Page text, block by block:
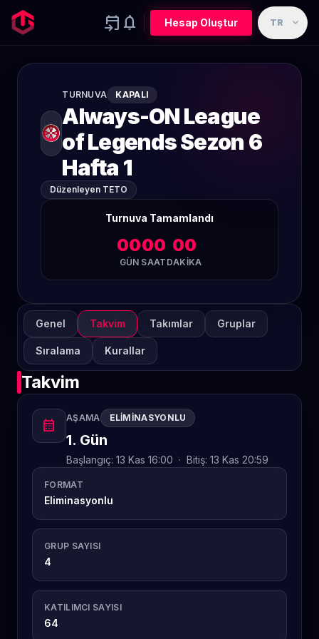
event_upcoming notifications Hesap Oluştur TR expand_more
TURNUVA KAPALI
Always-ON League
of Legends Sezon 6
Hafta 1
Düzenleyen TETO
Turnuva Tamamlandı
00
GÜN
00
SAAT
00
DAKIKA
Genel Takvim Takımlar Gruplar
Sıralama Kurallar
Takvim
calendar_month AŞAMA ELIMINASYONLU
1. Gün
Başlangıç: 13 Kas 16:00 · Bitiş: 13 Kas 20:59
FORMAT
Eliminasyonlu
GRUP SAYISI
4
KATILIMCI SAYISI
64